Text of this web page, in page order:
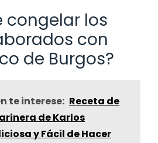
congelar los
con
de Burgos?
te interese: Receta de
de Karlos
y Fácil de Hacer